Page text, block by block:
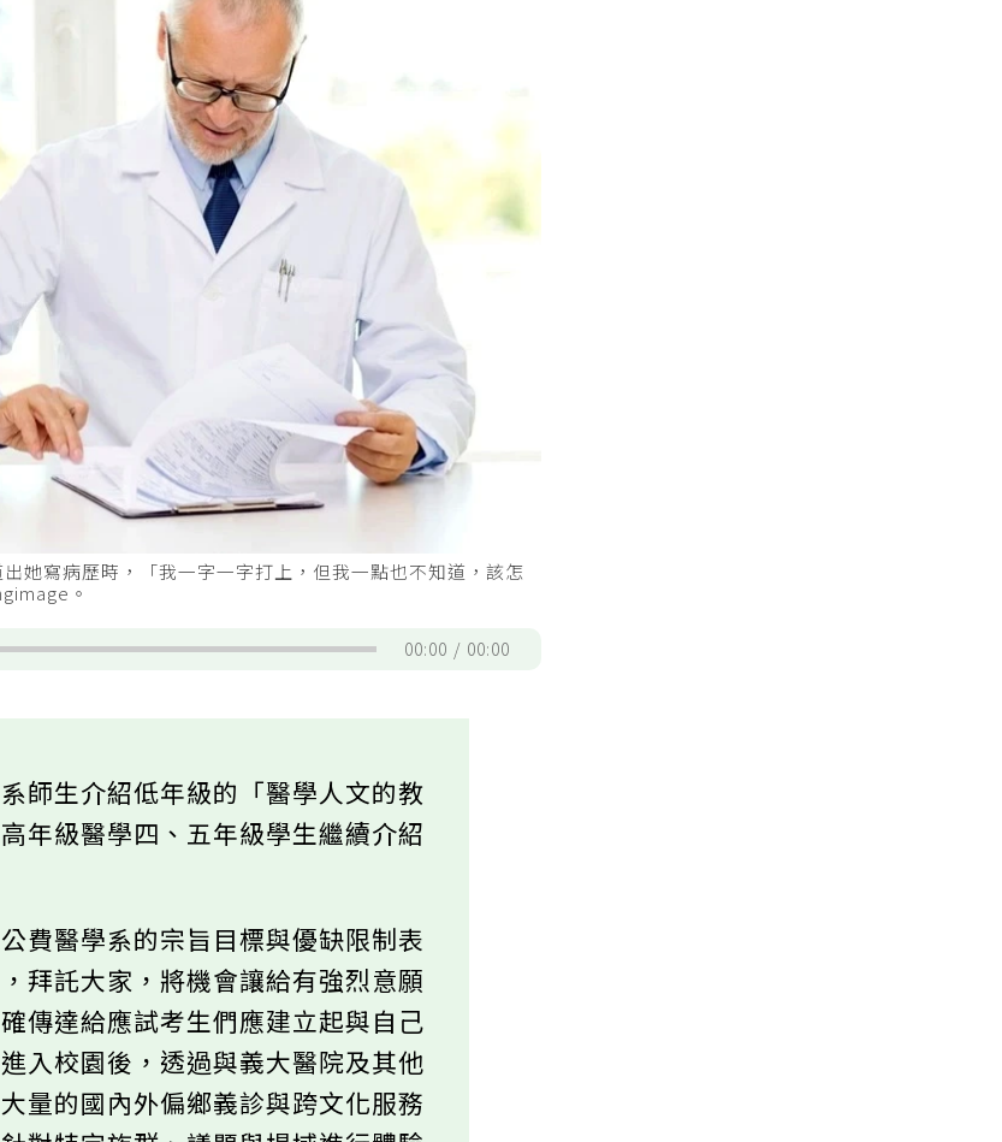
她寫病歷時，「我一字一字打上，但我一點也不知道，該怎
。
00:00 00:00
師生介紹低年級的「醫學人文的教
年級醫學四、五年級學生繼續介紹
費醫學系的宗旨目標與優缺限制表
拜託大家，將機會讓給有強烈意願
傳達給應試考生們應建立起與自己
入校園後，透過與義大醫院及其他
量的國內外偏鄉義診與跨文化服務